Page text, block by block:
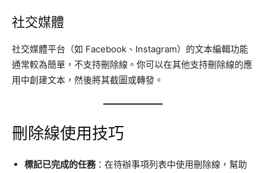
社交媒體
社交媒體平台（如 Facebook、Instagram）的文本編輯功能
通常較為簡單，不支持刪除線。你可以在其他支持刪除線的應
用中創建文本，然後將其截圖或轉發。
刪除線使用技巧
標記已完成的任務：在待辦事項列表中使用刪除線，幫助